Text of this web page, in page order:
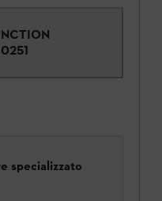
specializzato